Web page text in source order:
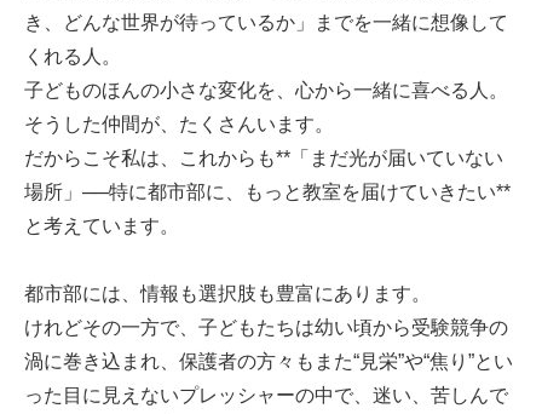
き、どんな世界が待っているか」までを一緒に想像して
くれる人。
子どものほんの小さな変化を、心から一緒に喜べる人。
そうした仲間が、たくさんいます。
だからこそ私は、これからも**「まだ光が届いていない
場所」──特に都市部に、もっと教室を届けていきたい**
と考えています。
都市部には、情報も選択肢も豊富にあります。
けれどその一方で、子どもたちは幼い頃から受験競争の
渦に巻き込まれ、保護者の方々もまた“見栄”や“焦り”とい
った目に見えないプレッシャーの中で、迷い、苦しんで